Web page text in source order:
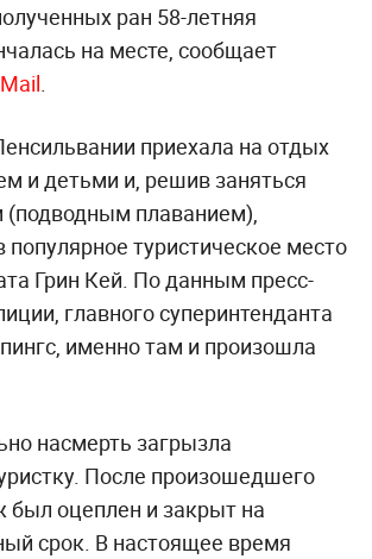
ран 58-летняя
на месте, сообщает
приехала на отдых
и детьми и, решив заняться
(подводным плаванием),
популярное туристическое место
Грин Кей. По данным пресс-
главного суперинтенданта
именно там и произошла
насмерть загрызла
После произошедшего
был оцеплен и закрыт на
срок. В настоящее время